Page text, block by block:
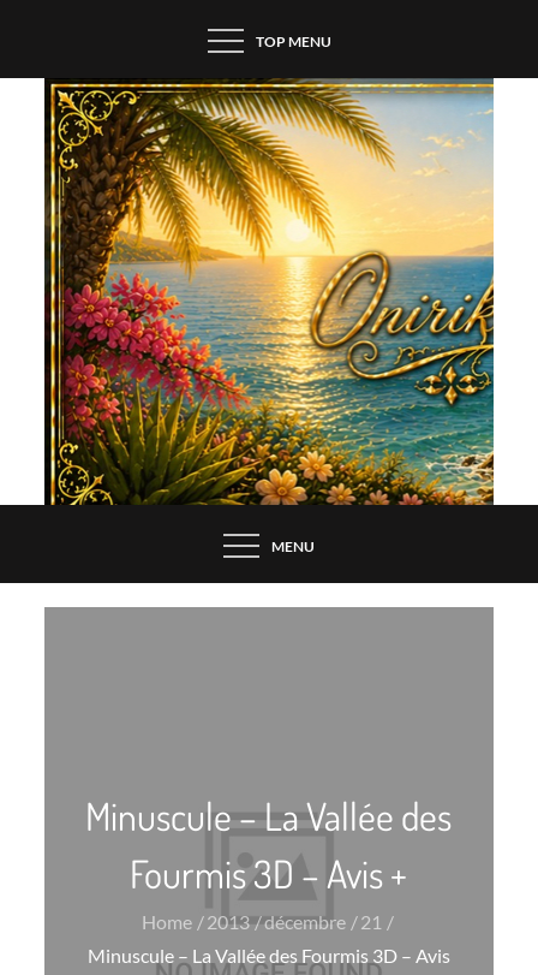
content
TOP MENU
MENU
Minuscule – La Vallée des
Fourmis 3D – Avis +
Home 2013 décembre
21
Minuscule – La Vallée des Fourmis 3D – Avis